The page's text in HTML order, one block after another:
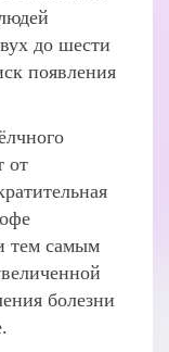
до шести
появления
от
тем самым
болезни